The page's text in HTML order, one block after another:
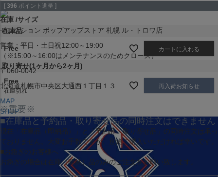
SHOP
セレクション ポップアップストア 札幌 ル・トロワ店
営業：平日・土日祝12:00～19:00
（※15:00～16:00はメンテナンスのためクローズ）
〒060-0042
北海道札幌市中央区大通西１丁目１３
MAP
SHOP
[ 396 ポイント進呈 ]
在庫 サイズ
在庫品
Free カートに入れる
取り寄せ(1ヶ月から2ヶ月)
Free
在庫切れ
再入荷お知らせ
※重要※
■在庫品と予約品・取り寄せ品の同時注文はできません
現在 「在庫品（即納品）」 と 「予約品・取り寄せ品」 の同時注文は承っ
ておりません。大変お手数ですが、別途ご購入いただければ幸いです。
■お急ぎのお客様へ
お急ぎの場合は 在庫（即納）品のみのご注文をお願い致します。